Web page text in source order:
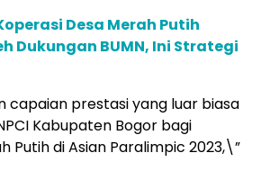
Desa Merah Putih
Dukungan BUMN, Ini Strategi
capaian prestasi yang luar biasa
Kabupaten Bogor bagi
Putih di Asian Paralimpic 2023,\”